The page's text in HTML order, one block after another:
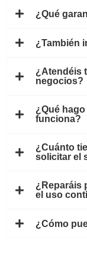
¿Qué
¿También
¿Atendéis
negocios?
¿Qué
funciona?
¿Cuánto
solicitar el
¿Reparáis
el uso
¿Cómo